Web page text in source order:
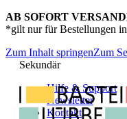
AB SOFORT
*gilt nur für Bestellungen
Zum Inhalt springenZum
Sekundär
Hilfe & Support
Newsletter
Kontakt